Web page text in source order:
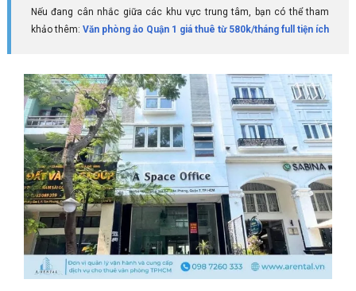
Nếu đang cân nhắc giữa các khu vực trung tâm, bạn có thể tham
khảo thêm: Văn phòng ảo Quận 1 giá thuê từ 580k/tháng full tiện ích